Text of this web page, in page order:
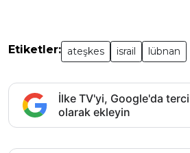
Etiketler: ateşkes israil lübnan
İlke TV'yi, Google'da
olarak ekleyin